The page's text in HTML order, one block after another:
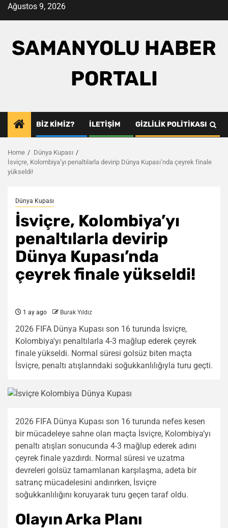
SkipAğustos 9, 2026
SAMANYOLU HABER
PORTALI
BIZ KIMIZ? İLETIŞIM GIZLILIK POLITIKASI
Home
Dünya Kupası
İsviçre, Kolombiya’yı penaltılarla devirip Dünya Kupası’nda çeyrek finale
yükseldi!
Dünya Kupası
İsviçre, Kolombiya’yı
penaltılarla devirip
Dünya Kupası’nda
çeyrek finale yükseldi!
1 ay ago Burak Yıldız
2026 FIFA Dünya Kupası son 16 turunda İsviçre,
Kolombiya'yı penaltılarla 4-3 mağlup ederek çeyrek
finale yükseldi. Normal süresi golsüz biten maçta
İsviçre, penaltı atışlarındaki soğukkanlılığıyla turu geçti.
2026 FIFA Dünya Kupası son 16 turunda nefes kesen
bir mücadeleye sahne olan maçta İsviçre, Kolombiya’yı
penaltı atışları sonucunda 4-3 mağlup ederek adını
çeyrek finale yazdırdı. Normal süresi ve uzatma
devreleri golsüz tamamlanan karşılaşma, adeta bir
satranç mücadelesini andırırken, İsviçre
soğukkanlılığını koruyarak turu geçen taraf oldu.
Olayın Arka Planı